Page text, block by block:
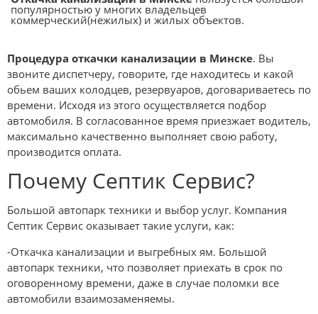
популярностью у многих владельцев
коммерческий(нежилых) и жилых объектов.
Процедура откачки канализации в Минске. Вы
звоните диспетчеру, говорите, где находитесь и какой
обьем ваших колодцев, резервуаров, договариваетесь по
времени. Исходя из этого осуществляется подбор
автомобиля. В согласованное время приезжает водитель,
максимально качественно выполняет свою работу,
производится оплата.
Почему Септик Сервис?
Большой автопарк техники и выбор услуг. Компания
Септик Сервис оказывает такие услуги, как:
-Откачка канализации и выгребных ям. Большой
автопарк техники, что позволяет приехать в срок по
оговоренному времени, даже в случае поломки все
автомобили взаимозаменяемы.